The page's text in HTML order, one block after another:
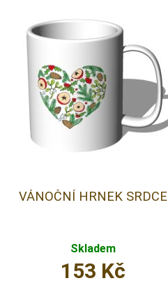
VÁNOČNÍ HRNEK SRDCE
Skladem
153 Kč